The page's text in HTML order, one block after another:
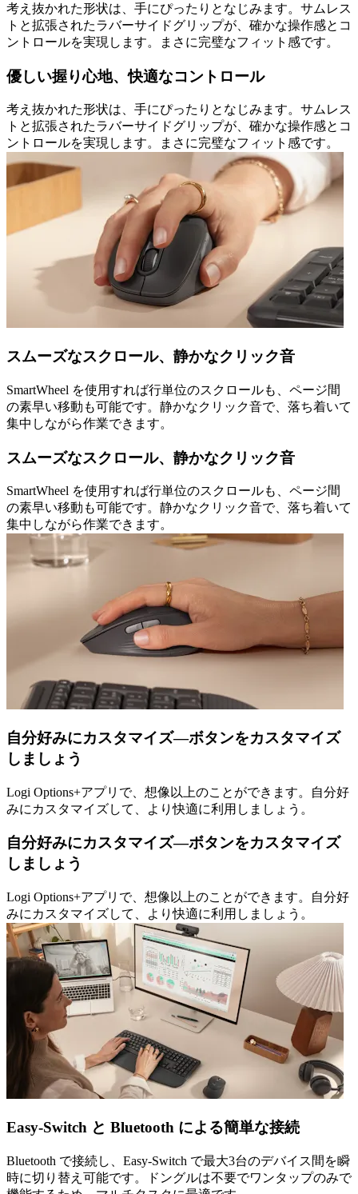
考え抜かれた形状は、手にぴったりとなじみます。サムレス
トと拡張されたラバーサイドグリップが、確かな操作感とコ
ントロールを実現します。まさに完璧なフィット感です。
優しい握り心地、快適なコントロール
考え抜かれた形状は、手にぴったりとなじみます。サムレス
トと拡張されたラバーサイドグリップが、確かな操作感とコ
ントロールを実現します。まさに完璧なフィット感です。
スムーズなスクロール、静かなクリック音
SmartWheel を使用すれば行単位のスクロールも、ページ間
の素早い移動も可能です。静かなクリック音で、落ち着いて
集中しながら作業できます。
スムーズなスクロール、静かなクリック音
SmartWheel を使用すれば行単位のスクロールも、ページ間
の素早い移動も可能です。静かなクリック音で、落ち着いて
集中しながら作業できます。
自分好みにカスタマイズ—ボタンをカスタマイズ
しましょう
Logi Options+アプリで、想像以上のことができます。自分好
みにカスタマイズして、より快適に利用しましょう。
自分好みにカスタマイズ—ボタンをカスタマイズ
しましょう
Logi Options+アプリで、想像以上のことができます。自分好
みにカスタマイズして、より快適に利用しましょう。
Easy-Switch と Bluetooth による簡単な接続
Bluetooth で接続し、Easy-Switch で最大3台のデバイス間を瞬
時に切り替え可能です。ドングルは不要でワンタップのみで